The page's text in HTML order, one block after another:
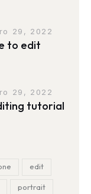
29, 2022
to edit
29, 2022
tutorial
edit
portrait